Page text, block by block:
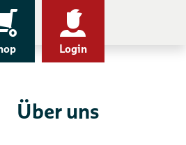
Login
Über uns